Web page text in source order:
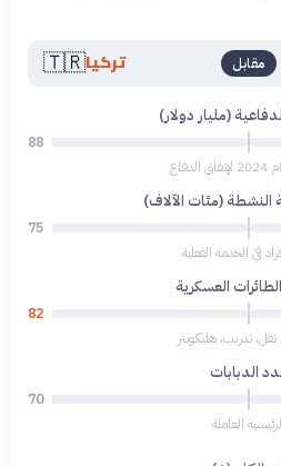
مقابل تركيا🇹🇷
(مليار دولار)
88
النشطة (مئات الآلاف)
75
في الخدمة الفعلية
العسكرية
82
نقل، تدريب، هليكوبتر
الدبابات
70
العاملة